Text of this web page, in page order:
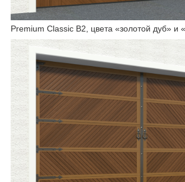
Premium Classic B2, цвета «золотой дуб» и